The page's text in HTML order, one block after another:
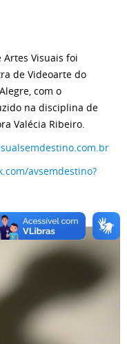
Artes Visuais foi
de Videoarte do
com o
na disciplina de
Valécia Ribeiro.
avsemdestino?